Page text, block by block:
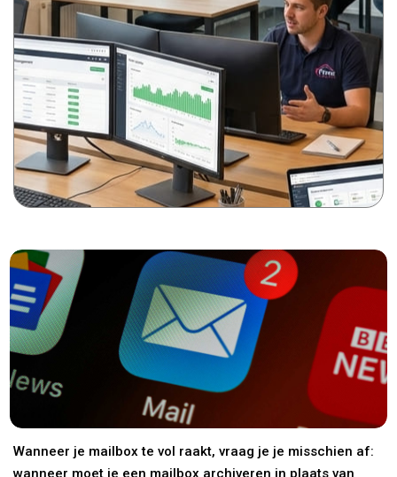
Wanneer je mailbox te vol raakt, vraag je je misschien af:
wanneer moet je een mailbox archiveren in plaats van